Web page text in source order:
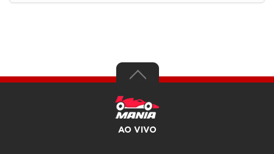
AO VIVO